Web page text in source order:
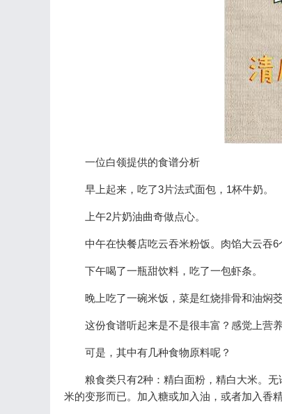
一位白领提供的食谱分析
早上起来，吃了3片法式面包，1杯牛奶。
上午2片奶油曲奇做点心。
中午在快餐店吃云吞米粉饭。肉馅大云吞
下午喝了一瓶甜饮料，吃了一包虾条。
晚上吃了一碗米饭，菜是红烧排骨和油焖
这份食谱听起来是不是很丰富？感觉上营
可是，其中有几种食物原料呢？
粮食类只有2种：精白面粉，精白大米。
米的变形而已。加入糖或加入油，或者加入香